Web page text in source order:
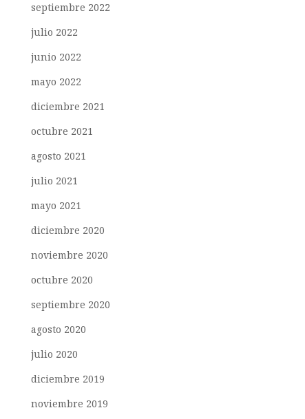
septiembre 2022
julio 2022
junio 2022
mayo 2022
diciembre 2021
octubre 2021
agosto 2021
julio 2021
mayo 2021
diciembre 2020
noviembre 2020
octubre 2020
septiembre 2020
agosto 2020
julio 2020
diciembre 2019
noviembre 2019